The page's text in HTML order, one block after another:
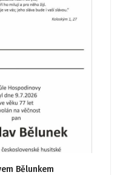
Bělunkem